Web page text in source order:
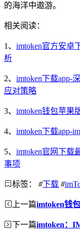
的海洋中遨游。
相关阅读：
1、 imtoken官方安卓
析
2、 imtoken下载app-
应对策略
3、 imtoken钱包苹果
4、 imtoken下载app-
5、 imtoken官网下载
事项
标签： #下载 #
上一篇imtoken钱
下一篇imtoken：